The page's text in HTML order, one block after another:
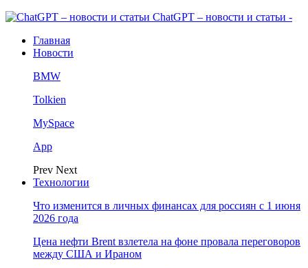
ChatGPT – новости и статьи -
Главная
Новости
BMW
Tolkien
MySpace
App
Prev Next
Технологии
Что изменится в личных финансах для россиян с 1 июня
2026 года
Цена нефти Brent взлетела на фоне провала переговоров
между США и Ираном